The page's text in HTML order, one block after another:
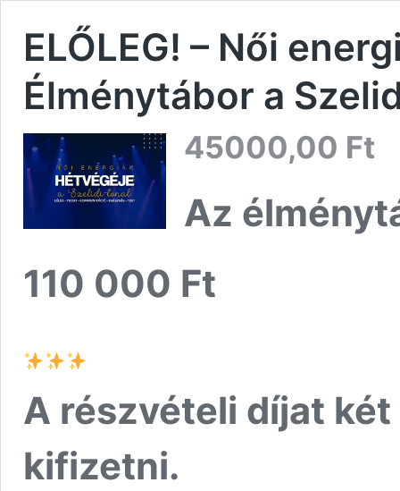
ELŐLEG! – Női
Élménytábor a
45000,00 Ft
Az
110 000 Ft
A részvételi díjat
kifizetni.